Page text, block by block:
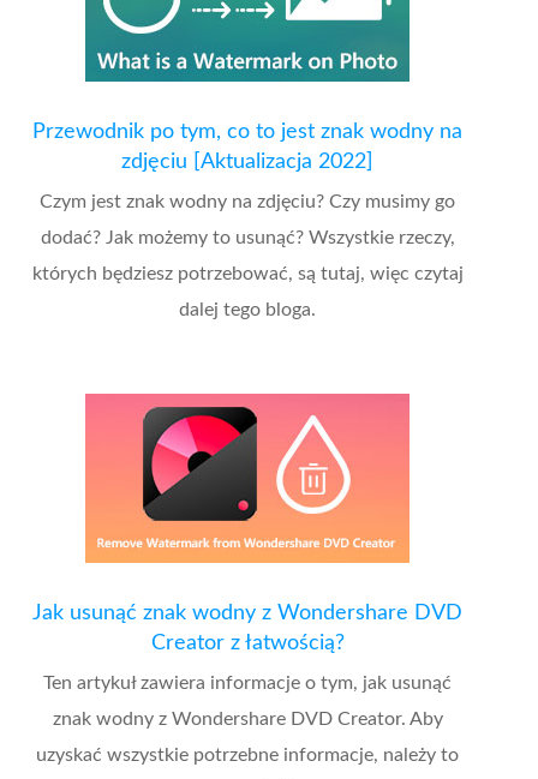
Przewodnik po tym, co to jest znak wodny na
zdjęciu [Aktualizacja 2022]
Czym jest znak wodny na zdjęciu? Czy musimy go
dodać? Jak możemy to usunąć? Wszystkie rzeczy,
których będziesz potrzebować, są tutaj, więc czytaj
dalej tego bloga.
Jak usunąć znak wodny z Wondershare DVD
Creator z łatwością?
Ten artykuł zawiera informacje o tym, jak usunąć
znak wodny z Wondershare DVD Creator. Aby
uzyskać wszystkie potrzebne informacje, należy to